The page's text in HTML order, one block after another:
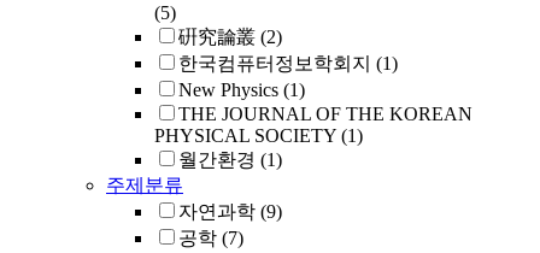
(5)
硏究論叢 (2)
한국컴퓨터정보학회지 (1)
New Physics (1)
THE JOURNAL OF THE KOREAN
PHYSICAL SOCIETY (1)
월간환경 (1)
주제분류
자연과학 (9)
공학 (7)